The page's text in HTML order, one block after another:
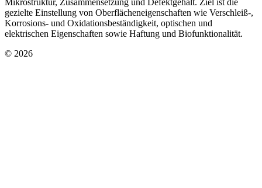
gezielte Einstellung von Oberflächeneigenschaften wie Verschleiß-,
Korrosions- und Oxidationsbeständigkeit, optischen und
elektrischen Eigenschaften sowie Haftung und Biofunktionalität.
© 2026